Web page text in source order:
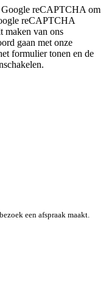
reCAPTCHA om
reCAPTCHA
maken van ons
gaan met onze
formulier tonen en de
een afspraak maakt.